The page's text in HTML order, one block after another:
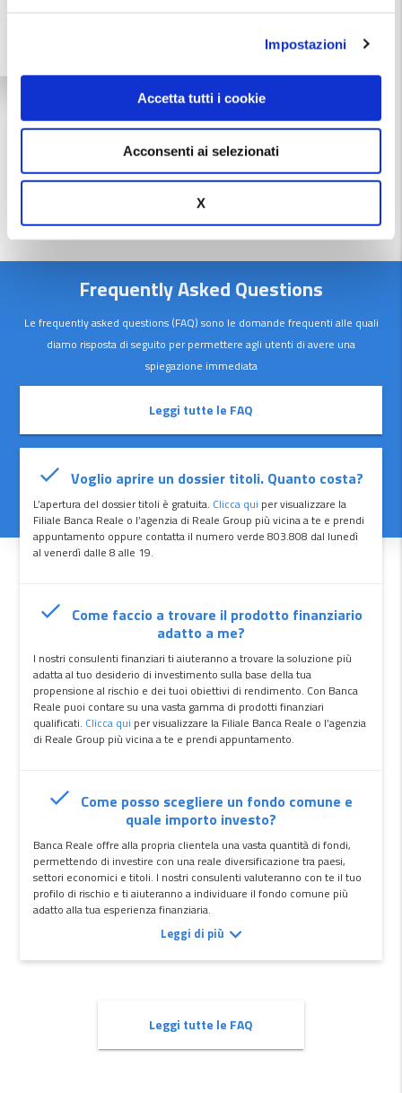
Impostazioni
Accetta tutti i cookie
Acconsenti ai selezionati
X
Guida agli investimenti. Alcuni consigli su come far
fruttare le proprie risorse finanziarie, scegliendo in
base agli obiettivi personali, possibilmente
diversificando gli investimenti.
Leggi di più
Frequently Asked Questions
Le frequently asked questions (FAQ) sono le domande frequenti alle quali
diamo risposta di seguito per permettere agli utenti di avere una
spiegazione immediata
Leggi tutte le FAQ
Voglio aprire un dossier titoli. Quanto costa?
L’apertura del dossier titoli è gratuita. Clicca qui per visualizzare la
Filiale Banca Reale o l’agenzia di Reale Group più vicina a te e prendi
appuntamento oppure contatta il numero verde 803.808 dal lunedì
al venerdì dalle 8 alle 19.
Come faccio a trovare il prodotto finanziario
adatto a me?
I nostri consulenti finanziari ti aiuteranno a trovare la soluzione più
adatta al tuo desiderio di investimento sulla base della tua
propensione al rischio e dei tuoi obiettivi di rendimento. Con Banca
Reale puoi contare su una vasta gamma di prodotti finanziari
qualificati. Clicca qui per visualizzare la Filiale Banca Reale o l’agenzia
di Reale Group più vicina a te e prendi appuntamento.
Come posso scegliere un fondo comune e
quale importo investo?
Banca Reale offre alla propria clientela una vasta quantità di fondi,
permettendo di investire con una reale diversificazione tra paesi,
settori economici e titoli. I nostri consulenti valuteranno con te il tuo
profilo di rischio e ti aiuteranno a individuare il fondo comune più
adatto alla tua esperienza finanziaria.
Leggi di più
Leggi tutte le FAQ